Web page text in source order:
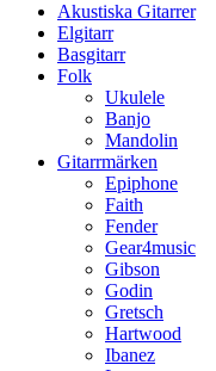
Akustiska Gitarrer
Elgitarr
Basgitarr
Folk
Ukulele
Banjo
Mandolin
Gitarrmärken
Epiphone
Faith
Fender
Gear4music
Gibson
Godin
Gretsch
Hartwood
Ibanez